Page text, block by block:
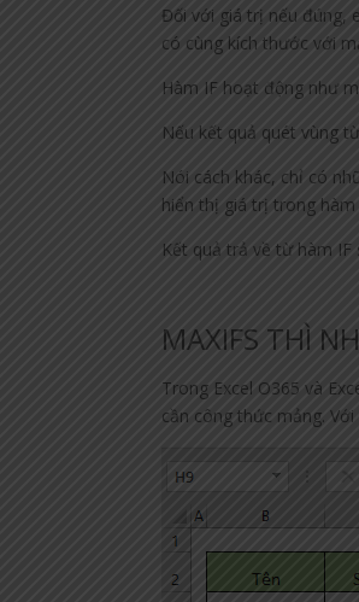
Đối với giá trị nếu đúng,
có cùng kích thước với
Hàm IF hoạt động như
Nếu kết quả quét vùng
Nói cách khác, chỉ có
hiển thị giá trị trong hàm
Kết quả trả về từ hàm
MAXIFS THÌ
Trong Excel O365 và
cần công thức mảng.